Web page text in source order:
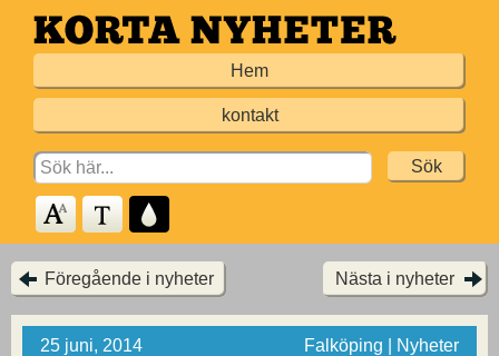
Hoppa
till
Hem
kontakt
Search
for:
Föregående i nyheter Nästa i nyheter
25 juni, 2014 Falköping | Nyheter